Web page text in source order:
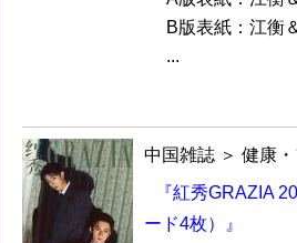
B版表紙：江衡
...
中国雑誌 ＞ 健康
『紅秀GRAZIA
ード4枚）』